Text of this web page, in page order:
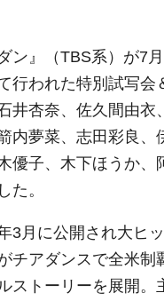
』（TBS系）が7月
行われた特別試写会
井杏奈、佐久間由衣
内夢菜、志田彩良、
優子、木下ほうか、
た。
月に公開され大ヒ
アダンスで全米制
ストーリーを展開